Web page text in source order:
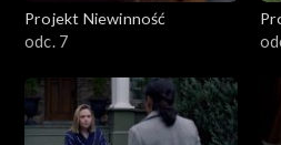
Projekt Niewinność
odc. 7